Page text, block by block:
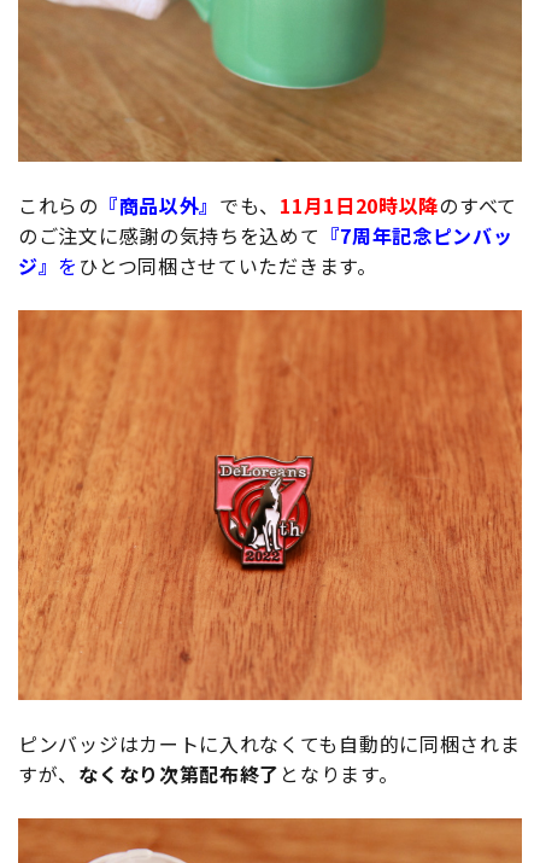
これらの 『商品以外』 でも、 11月1日20時以降のすべて
のご注文に感謝の気持ちを込めて 『7周年記念ピンバッ
ジ』 を ひとつ同梱させていただきます。
ピンバッジはカートに入れなくても自動的に同梱されま
すが、 なくなり次第配布終了 となります。